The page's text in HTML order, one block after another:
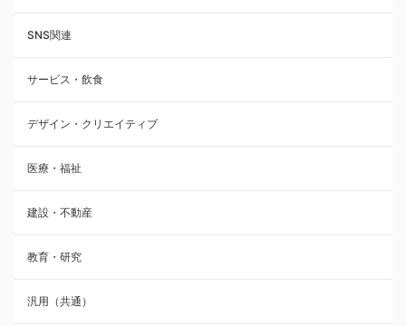
SNS関連
サービス・飲食
デザイン・クリエイティブ
医療・福祉
建設・不動産
教育・研究
汎用（共通）